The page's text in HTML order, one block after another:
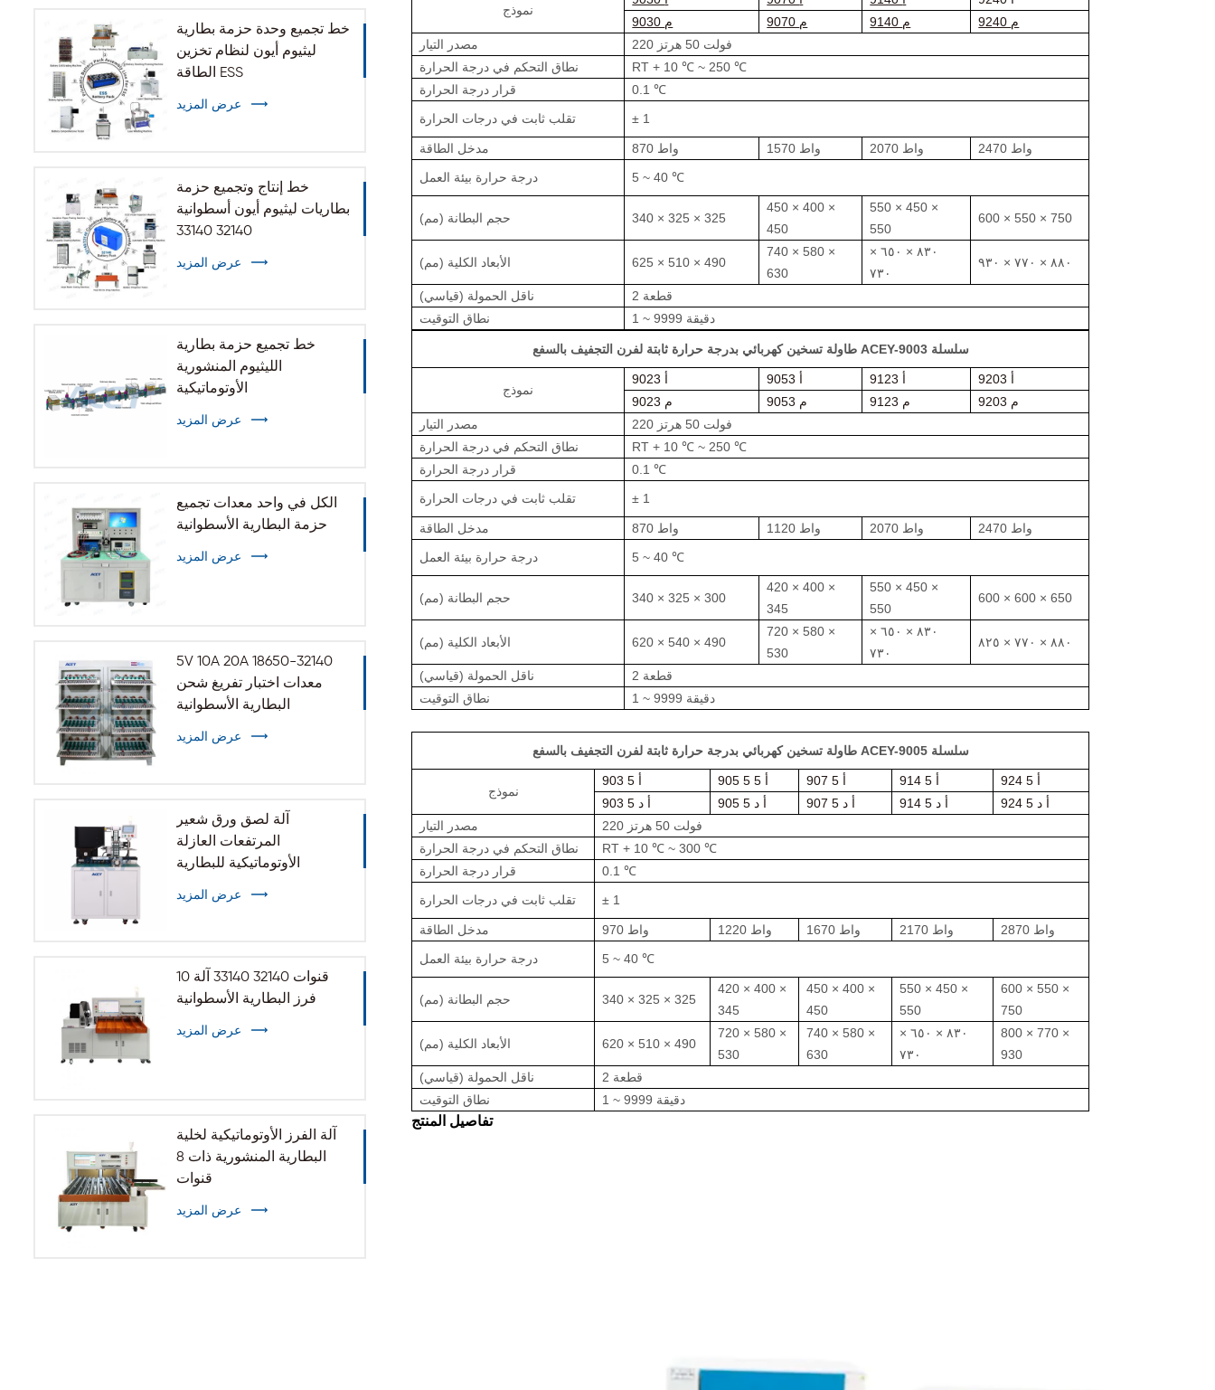
خط تجميع وحدة حزمة بطارية
ليثيوم أيون لنظام تخزين
الطاقة ESS
عرض المزيد
خط إنتاج وتجميع حزمة
بطاريات ليثيوم أيون أسطوانية
32140 33140
عرض المزيد
خط تجميع حزمة بطارية
الليثيوم المنشورية
الأوتوماتيكية
عرض المزيد
الكل في واحد معدات تجميع
حزمة البطارية الأسطوانية
عرض المزيد
5V 10A 20A 18650-32140
معدات اختبار تفريغ شحن
البطارية الأسطوانية
عرض المزيد
آلة لصق ورق شعير
المرتفعات العازلة
الأوتوماتيكية للبطارية
عرض المزيد
10 قنوات 32140 33140 آلة
فرز البطارية الأسطوانية
عرض المزيد
آلة الفرز الأوتوماتيكية لخلية
البطارية المنشورية ذات 8
قنوات
عرض المزيد
نموذج
9030 م
9070 م 9140 م
9240 م
مصدر التيار
220 فولت 50 هرتز
نطاق التحكم في درجة الحرارة
RT + 10 ℃ ~ 250 ℃
قرار درجة الحرارة
0.1 ℃
تقلب ثابت في درجات الحرارة
± 1
مدخل الطاقة 870 واط 1570 واط 2070 واط
2470 واط
درجة حرارة بيئة العمل
5 ~ 40 ℃
حجم البطانة (مم) 340 × 325 × 325
450 × 400 ×
450
550 × 450 ×
550
600 × 550 × 750
الأبعاد الكلية (مم) 625 × 510 × 490
740 × 580 ×
630
٨٣٠ × ٦٥٠ ×
٧٣٠
٨٨٠ × ٧٧٠ × ٩٣٠
ناقل الحمولة (قياسي)
2 قطعة
نطاق التوقيت
1 ~ 9999 دقيقة
طاولة تسخين كهربائي بدرجة حرارة ثابتة لفرن التجفيف بالسفع ACEY-9003 سلسلة
نموذج
9023 أ 9053 أ 9123 أ
9203 أ
9023 م
9053 م 9123 م
9203 م
مصدر التيار
220 فولت 50 هرتز
نطاق التحكم في درجة الحرارة
RT + 10 ℃ ~ 250 ℃
قرار درجة الحرارة
0.1 ℃
تقلب ثابت في درجات الحرارة
± 1
مدخل الطاقة 870 واط 1120 واط 2070 واط
2470 واط
درجة حرارة بيئة العمل
5 ~ 40 ℃
حجم البطانة (مم) 340 × 325 × 300
420 × 400 ×
345
550 × 450 ×
550
600 × 600 × 650
الأبعاد الكلية (مم) 620 × 540 × 490
720 × 580 ×
530
٨٣٠ × ٦٥٠ ×
٧٣٠
٨٨٠ × ٧٧٠ × ٨٢٥
ناقل الحمولة (قياسي)
2 قطعة
نطاق التوقيت
1 ~ 9999 دقيقة
طاولة تسخين كهربائي بدرجة حرارة ثابتة لفرن التجفيف بالسفع ACEY-9005 سلسلة
نموذج
903 5 أ 905 5 5 أ 907 5 أ 914 5 أ
924 5 أ
903 5 أ د
905 5 أ د 907 5 أ د 914 5 أ د
924 5 أ د
مصدر التيار
220 فولت 50 هرتز
نطاق التحكم في درجة الحرارة
RT + 10 ℃ ~ 300 ℃
قرار درجة الحرارة
0.1 ℃
تقلب ثابت في درجات الحرارة
± 1
مدخل الطاقة 970 واط 1220 واط 1670 واط 2170 واط
2870 واط
درجة حرارة بيئة العمل
5 ~ 40 ℃
حجم البطانة (مم) 340 × 325 × 325
420 × 400 ×
345
450 × 400 ×
450
550 × 450 ×
550
600 × 550 ×
750
الأبعاد الكلية (مم) 620 × 510 × 490
720 × 580 ×
530
740 × 580 ×
630
٨٣٠ × ٦٥٠ ×
٧٣٠
800 × 770 ×
930
ناقل الحمولة (قياسي)
2 قطعة
نطاق التوقيت
1 ~ 9999 دقيقة
تفاصيل المنتج